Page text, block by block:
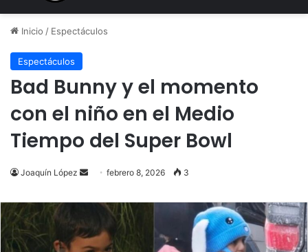
Inicio / Espectáculos
Espectáculos
Bad Bunny y el momento
con el niño en el Medio
Tiempo del Super Bowl
Joaquín López
Send
email
febrero 8, 2026 3